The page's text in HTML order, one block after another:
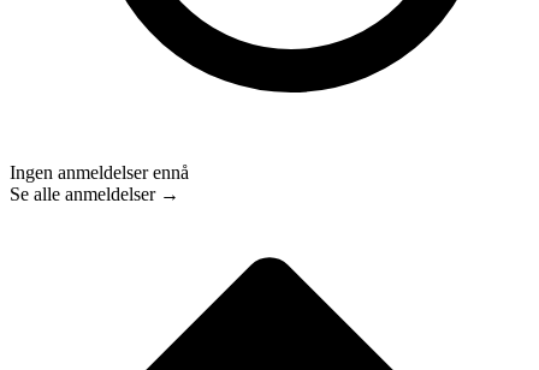
Ingen anmeldelser ennå
Se alle anmeldelser →